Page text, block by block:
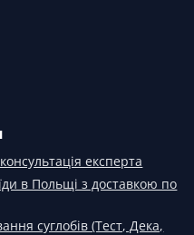
експерта
в Польщі з доставкою по
суглобів (Тест, Дека,